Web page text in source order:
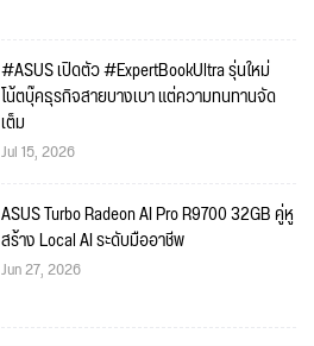
#ASUS เปิดตัว #ExpertBookUltra รุ่นใหม่
โน้ตบุ๊คธุรกิจสายบางเบา แต่ความทนทานจัด
เต็ม
Jul 15, 2026
ASUS Turbo Radeon AI Pro R9700 32GB คู่หู
สร้าง Local AI ระดับมืออาชีพ
Jun 27, 2026